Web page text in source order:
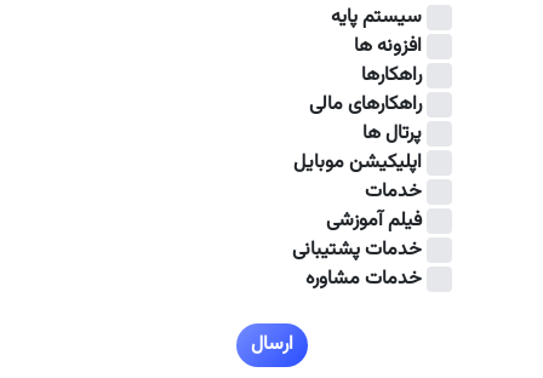
سیستم پایه
افزونه ها
راهکارها
راهکارهای مالی
پرتال ها
اپلیکیشن موبایل
خدمات
فیلم آموزشی
خدمات پشتیبانی
خدمات مشاوره
ارسال